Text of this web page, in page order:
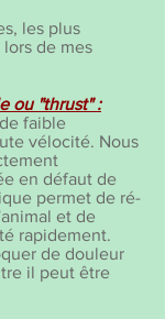
les plus
de mes
ou "thrust" :
faible
vélocité. Nous
en défaut de
permet de ré-
et de
rapidement.
de douleur
il peut être